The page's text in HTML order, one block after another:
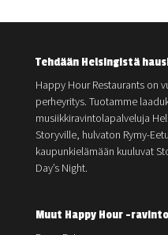
Tehdään Helsingistä
Happy Hour Restaurants on
perheyritys. Tuotamme
musiikkiravintolapalveluja
Storyville, hulvaton Rymy-
kaupunkielämään kuuluvat
Day’s Night.
Muut Happy Hour -